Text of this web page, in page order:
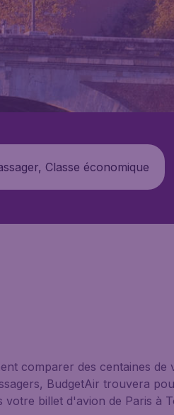
Classe économique
comparer des centaines de
BudgetAir trouvera
billet d'avion de Paris à